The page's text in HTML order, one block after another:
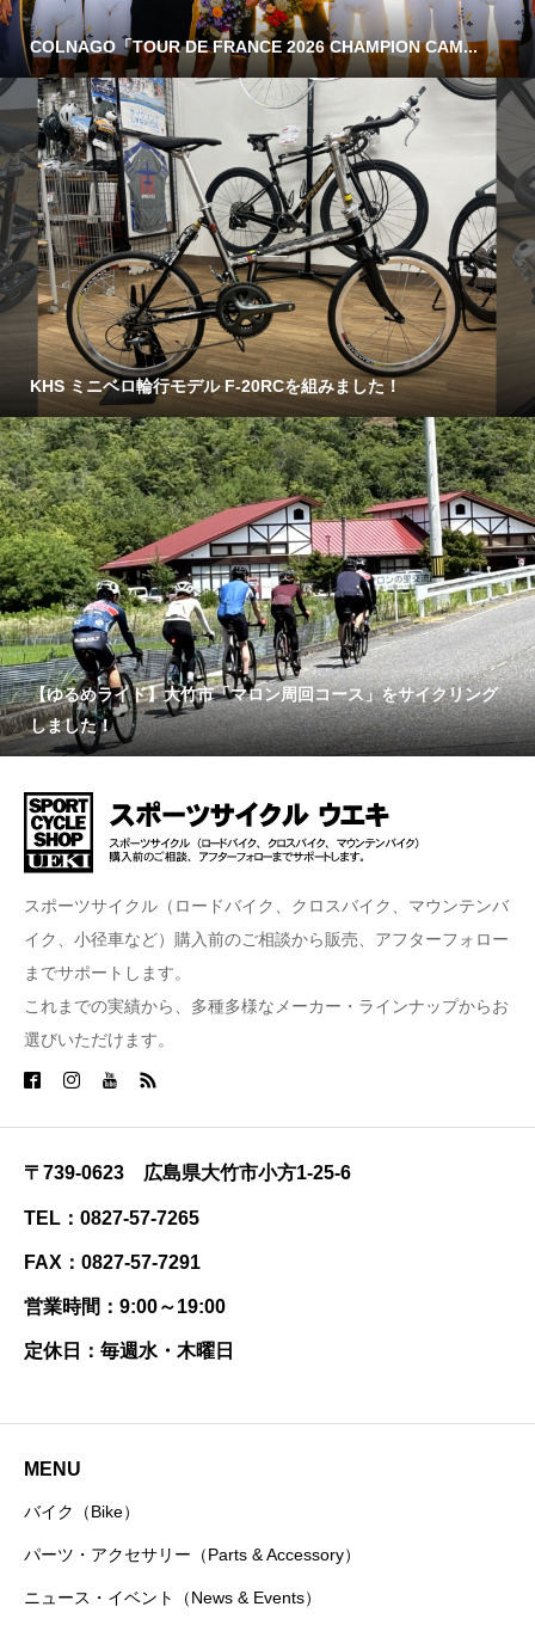
COLNAGO「TOUR DE FRANCE 2026 CHAMPION CAM...
KHS ミニベロ輪行モデル F-20RCを組みました！
【ゆるめライド】大竹市「マロン周回コース」をサイクリング
しました！
スポーツサイクル（ロードバイク、クロスバイク、マウンテンバ
イク、小径車など）購入前のご相談から販売、アフターフォロー
までサポートします。
これまでの実績から、多種多様なメーカー・ラインナップからお
選びいただけます。
〒739-0623 広島県大竹市小方1-25-6
TEL：0827-57-7265
FAX：0827-57-7291
営業時間：9:00～19:00
定休日：毎週水・木曜日
MENU
バイク（Bike）
パーツ・アクセサリー（Parts & Accessory）
ニュース・イベント（News & Events）